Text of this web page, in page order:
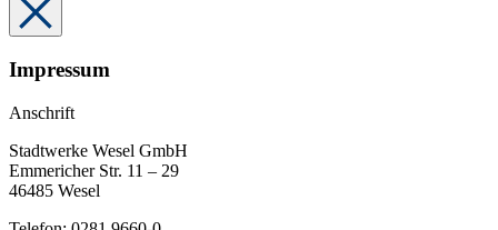
Impressum
Anschrift
Stadtwerke Wesel GmbH
Emmericher Str. 11 – 29
46485 Wesel